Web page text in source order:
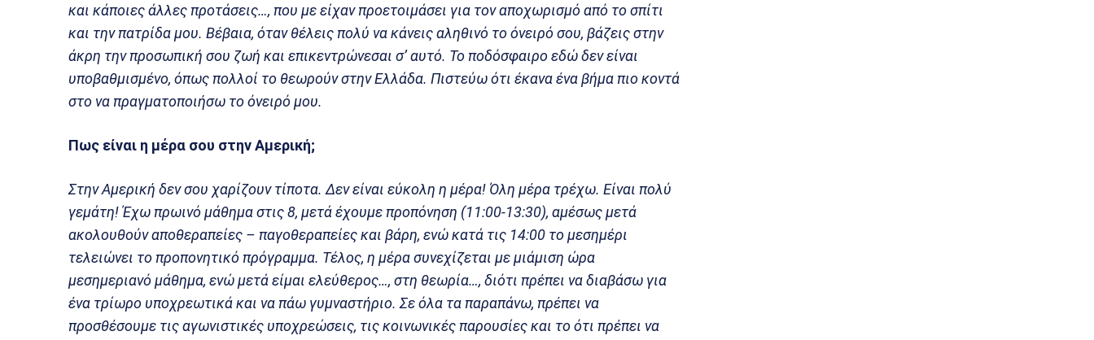
και κάποιες άλλες προτάσεις…, που με είχαν προετοιμάσει για τον αποχωρισμό από το σπίτι
και την πατρίδα μου. Βέβαια, όταν θέλεις πολύ να κάνεις αληθινό το όνειρό σου, βάζεις στην
άκρη την προσωπική σου ζωή και επικεντρώνεσαι σ’ αυτό. Το ποδόσφαιρο εδώ δεν είναι
υποβαθμισμένο, όπως πολλοί το θεωρούν στην Ελλάδα. Πιστεύω ότι έκανα ένα βήμα πιο κοντά
στο να πραγματοποιήσω το όνειρό μου.
Πως είναι η μέρα σου στην Αμερική;
Στην Αμερική δεν σου χαρίζουν τίποτα. Δεν είναι εύκολη η μέρα! Όλη μέρα τρέχω. Είναι πολύ
γεμάτη! Έχω πρωινό μάθημα στις 8, μετά έχουμε προπόνηση (11:00-13:30), αμέσως μετά
ακολουθούν αποθεραπείες – παγοθεραπείες και βάρη, ενώ κατά τις 14:00 το μεσημέρι
τελειώνει το προπονητικό πρόγραμμα. Τέλος, η μέρα συνεχίζεται με μιάμιση ώρα
μεσημεριανό μάθημα, ενώ μετά είμαι ελεύθερος…, στη θεωρία…, διότι πρέπει να διαβάσω για
ένα τρίωρο υποχρεωτικά και να πάω γυμναστήριο. Σε όλα τα παραπάνω, πρέπει να
προσθέσουμε τις αγωνιστικές υποχρεώσεις, τις κοινωνικές παρουσίες και το ότι πρέπει να